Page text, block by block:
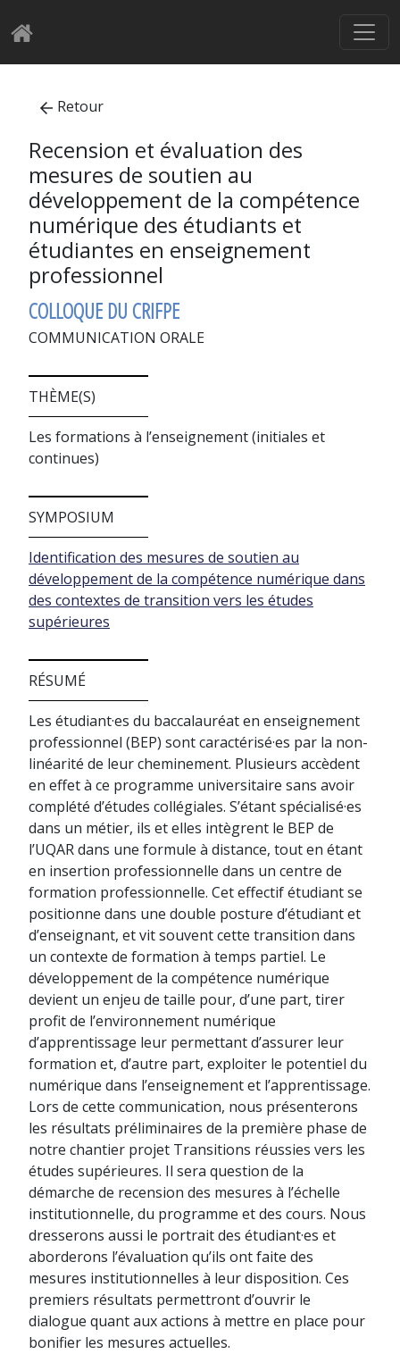
Retour
Recension et évaluation des
mesures de soutien au
développement de la compétence
numérique des étudiants et
étudiantes en enseignement
professionnel
COLLOQUE DU CRIFPE
COMMUNICATION ORALE
THÈME(S)
Les formations à l’enseignement (initiales et
continues)
SYMPOSIUM
Identification des mesures de soutien au
développement de la compétence numérique dans
des contextes de transition vers les études
supérieures
RÉSUMÉ
Les étudiant·es du baccalauréat en enseignement
professionnel (BEP) sont caractérisé·es par la non-
linéarité de leur cheminement. Plusieurs accèdent
en effet à ce programme universitaire sans avoir
complété d’études collégiales. S’étant spécialisé·es
dans un métier, ils et elles intègrent le BEP de
l’UQAR dans une formule à distance, tout en étant
en insertion professionnelle dans un centre de
formation professionnelle. Cet effectif étudiant se
positionne dans une double posture d’étudiant et
d’enseignant, et vit souvent cette transition dans
un contexte de formation à temps partiel. Le
développement de la compétence numérique
devient un enjeu de taille pour, d’une part, tirer
profit de l’environnement numérique
d’apprentissage leur permettant d’assurer leur
formation et, d’autre part, exploiter le potentiel du
numérique dans l’enseignement et l’apprentissage.
Lors de cette communication, nous présenterons
les résultats préliminaires de la première phase de
notre chantier projet Transitions réussies vers les
études supérieures. Il sera question de la
démarche de recension des mesures à l’échelle
institutionnelle, du programme et des cours. Nous
dresserons aussi le portrait des étudiant·es et
aborderons l’évaluation qu’ils ont faite des
mesures institutionnelles à leur disposition. Ces
premiers résultats permettront d’ouvrir le
dialogue quant aux actions à mettre en place pour
bonifier les mesures actuelles.